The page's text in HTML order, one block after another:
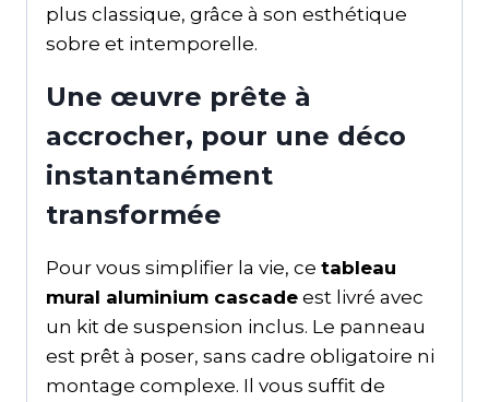
plus classique, grâce à son esthétique
sobre et intemporelle.
Une œuvre prête à
accrocher, pour une déco
instantanément
transformée
Pour vous simplifier la vie, ce tableau
mural aluminium cascade est livré avec
un kit de suspension inclus. Le panneau
est prêt à poser, sans cadre obligatoire ni
montage complexe. Il vous suffit de